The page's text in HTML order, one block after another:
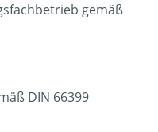
gemäß
DIN 66399